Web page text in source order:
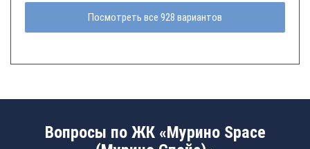
Посмотреть все 928 вариантов
Вопросы по ЖК «Мурино Space